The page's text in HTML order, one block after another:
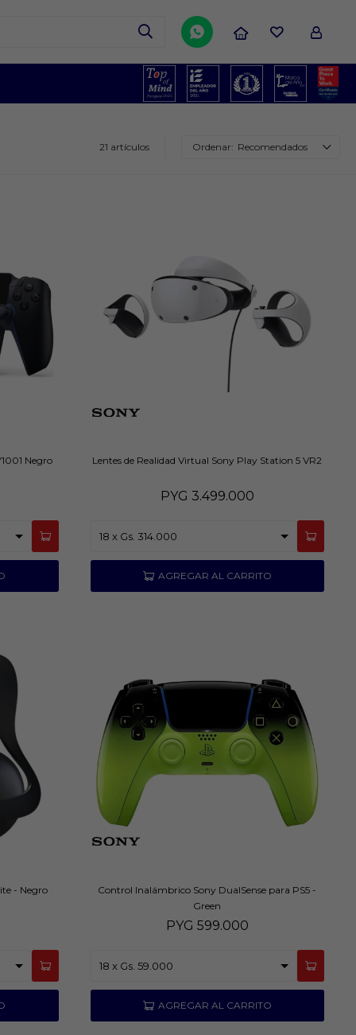

21 artículos Recomendados
Negro Lentes de Realidad Virtual Sony Play Station 5 VR2
PYG 3.499.000
- Negro
Control Inalámbrico Sony DualSense para PS5 -
Green
PYG 599.000